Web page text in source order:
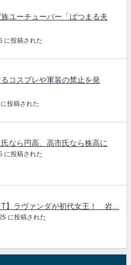
族ユーチューバー「ばつまる夫
に投稿された
コスプレや軍装の禁止を発
投稿された
氏なら円高、高市氏なら株高に
に投稿された
T】ラヴァンダが初代女王！ 岩...
に投稿された